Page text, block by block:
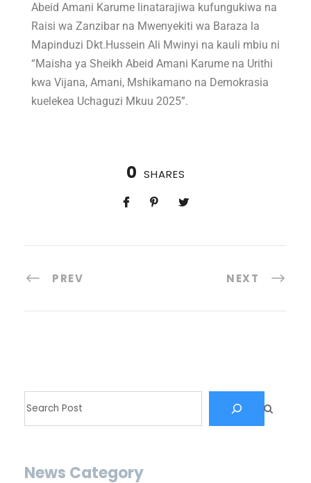
Abeid Amani Karume linatarajiwa kufungukiwa na
Raisi wa Zanzibar na Mwenyekiti wa Baraza la
Mapinduzi Dkt.Hussein Ali Mwinyi na kauli mbiu ni
“Maisha ya Sheikh Abeid Amani Karume na Urithi
kwa Vijana, Amani, Mshikamano na Demokrasia
kuelekea Uchaguzi Mkuu 2025”.
0 SHARES
PREV NEXT
News Category